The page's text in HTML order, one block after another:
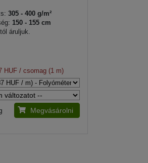
305 - 400 g/m²
150 - 155 cm
áruljuk.
HUF / csomag (1 m)
Megvásárolni